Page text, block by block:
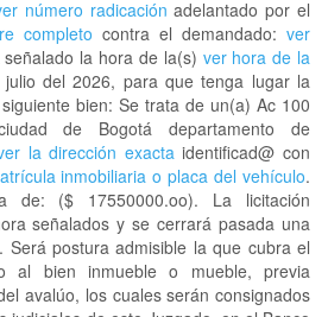
número radicación adelantado por el
completo contra el demandado: ver
la hora de la(s) ver hora de la
del 2026, para que tenga lugar la
bien: Se trata de un(a) Ac 100
de Bogotá departamento de
la dirección exactaidentificad@ con
inmobiliaria o placa del vehículo.
de: ($ 17550000.oo). La licitación
señalados y se cerrará pasada una
Será postura admisible la que cubra el
al bien inmueble o mueble, previa
avalúo, los cuales serán consignados